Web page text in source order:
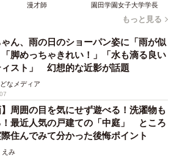
漫才師 園田学園女子大学学長
もっと見る
ん、雨の日のショーパン姿に「雨が似
脚めっちゃきれい！」「水も滴る良い
ィスト」 幻想的な近影が話題
なメディア
】周囲の目を気にせず遊べる！洗濯物も
最近人気の戸建ての「中庭」 ところ
住んでみて分かった後悔ポイント
えみ